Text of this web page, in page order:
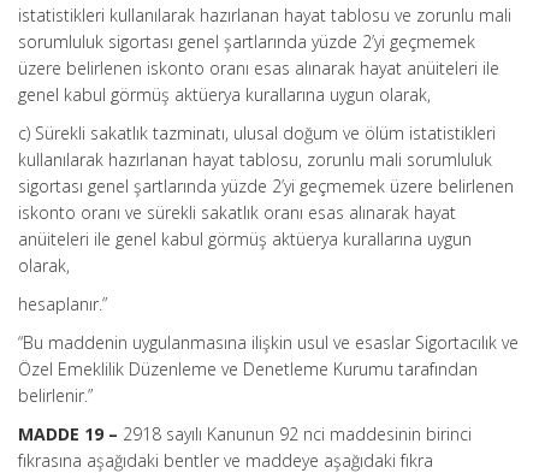
istatistikleri kullanılarak hazırlanan hayat tablosu ve zorunlu mali
sorumluluk sigortası genel şartlarında yüzde 2’yi geçmemek
üzere belirlenen iskonto oranı esas alınarak hayat anüiteleri ile
genel kabul görmüş aktüerya kurallarına uygun olarak,
c) Sürekli sakatlık tazminatı, ulusal doğum ve ölüm istatistikleri
kullanılarak hazırlanan hayat tablosu, zorunlu mali sorumluluk
sigortası genel şartlarında yüzde 2’yi geçmemek üzere belirlenen
iskonto oranı ve sürekli sakatlık oranı esas alınarak hayat
anüiteleri ile genel kabul görmüş aktüerya kurallarına uygun
olarak,
hesaplanır.”
“Bu maddenin uygulanmasına ilişkin usul ve esaslar Sigortacılık ve
Özel Emeklilik Düzenleme ve Denetleme Kurumu tarafından
belirlenir.”
MADDE 19 – 2918 sayılı Kanunun 92 nci maddesinin birinci
fıkrasına aşağıdaki bentler ve maddeye aşağıdaki fıkra